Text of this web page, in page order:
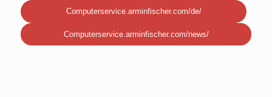
Computerservice.arminfischer.com/de/
Computerservice.arminfischer.com/news/